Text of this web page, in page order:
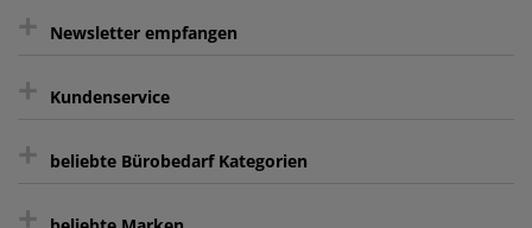
Kauf auf Rechnung³
intelligentes Kundenkonto
+ Newsletter empfangen
Sie können sich zu jeder Zeit abmelden.
+ Kundenservice
Kontakt
FAQ
+ beliebte Bürobedarf Kategorien
Aktenvernichter